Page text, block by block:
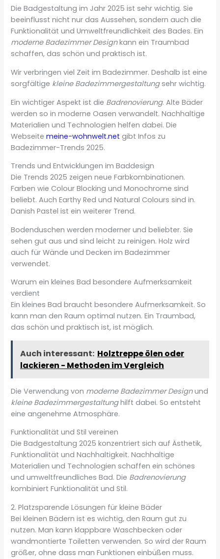
Die Badgestaltung im Jahr 2025 ist sehr wichtig. Sie
beeinflusst nicht nur das Aussehen, sondern auch die
Funktionalität und Umweltfreundlichkeit des Bades. Ein
moderne Badezimmer Designkann ein Traumbad
schaffen, das schön und praktisch ist.
Wir verbringen viel Zeit im Badezimmer. Deshalb ist eine
sorgfältige kleine Badezimmergestaltungsehr wichtig.
Ein wichtiger Aspekt ist die Badrenovierung. Alte Bäder
werden so in moderne Oasen verwandelt. Nachhaltige
Materialien und Technologien helfen dabei. Die
Webseitemeine-wohnwelt.net gibt Infos zu
Badezimmer-Trends 2025.
Trends und Entwicklungen im Baddesign
Die Trends 2025 zeigen neue Farbkombinationen.
Farben wie Colour Blocking und Monochrome sind
beliebt. Auch Earthy Red und Natural Colours sind in.
Danish Pastel ist ein weiterer Trend.
Bodenduschen werden moderner und beliebter. Sie
sehen gut aus und sind leicht zu reinigen. Holz wird
auch für Wände und Decken im Badezimmer
verwendet.
Warum ein kleines Bad besondere Aufmerksamkeit
verdient
Ein kleines Bad braucht besondere Aufmerksamkeit. So
kann man den Raum optimal nutzen. Ein Traumbad,
das schön und praktisch ist, ist möglich.
Auch interessant: Holztreppe ölen oder
lackieren - Methoden im Vergleich
Die Verwendung von moderne Badezimmer Designund
kleine Badezimmergestaltunghilft dabei. So entsteht
eine angenehme Atmosphäre.
Funktionalität und Stil vereinen
Die Badgestaltung 2025 konzentriert sich auf Ästhetik,
Funktionalität und Nachhaltigkeit. Nachhaltige
Materialien und Technologien schaffen ein schönes
und umweltfreundliches Bad. Die Badrenovierung
kombiniert Funktionalität und Stil.
2. Platzsparende Lösungen für kleine Bäder
Bei kleinen Bädern ist es wichtig, den Raum gut zu
nutzen. Man kann klappbare Waschbecken oder
wandmontierte Toiletten verwenden. So wird der Raum
größer, ohne dass man Funktionen einbüßen muss.